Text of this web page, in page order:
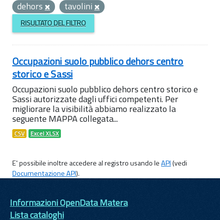
dehors
tavolini
RISULTATO DEL FILTRO
Occupazioni suolo pubblico dehors centro
storico e Sassi
Occupazioni suolo pubblico dehors centro storico e
Sassi autorizzate dagli uffici competenti. Per
migliorare la visibilità abbiamo realizzato la
seguente MAPPA collegata...
CSV Excel XLSX
E' possibile inoltre accedere al registro usando leAPI(vedi
Documentazione API).
Informazioni OpenData Matera
Lista cataloghi